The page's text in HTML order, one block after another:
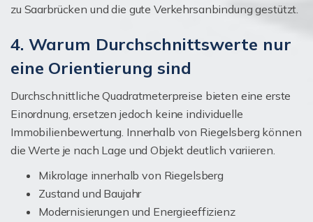
zu Saarbrücken und die gute Verkehrsanbindung gestützt.
4. Warum Durchschnittswerte nur
eine Orientierung sind
Durchschnittliche Quadratmeterpreise bieten eine erste
Einordnung, ersetzen jedoch keine individuelle
Immobilienbewertung. Innerhalb von Riegelsberg können
die Werte je nach Lage und Objekt deutlich variieren.
Mikrolage innerhalb von Riegelsberg
Zustand und Baujahr
Modernisierungen und Energieeffizienz